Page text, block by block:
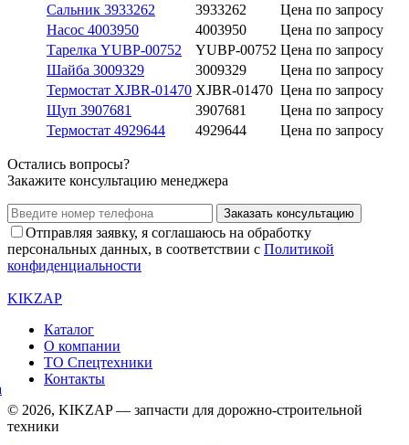
Сальник 3933262
3933262
Цена по запросу
Насос 4003950
4003950
Цена по запросу
Тарелка YUBP-00752
YUBP-00752 Цена по запросу
Шайба 3009329
3009329
Цена по запросу
Термостат XJBR-01470 XJBR-01470 Цена по запросу
Щуп 3907681
3907681
Цена по запросу
Термостат 4929644
4929644 Цена по запросу
Остались вопросы?
Закажите консультацию менеджера
Заказать консультацию
Отправляя заявку, я соглашаюсь на обработку
персональных данных, в соответствии с Политикой
конфиденциальности
KIKZAP
Каталог
О компании
ТО Спецтехники
Контакты
© 2026, KIKZAP — запчасти для дорожно-строительной
техники